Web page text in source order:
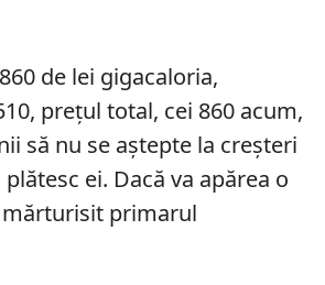
de lei gigacaloria,
preţul total, cei 860 acum,
să nu se aştepte la creşteri
ei. Dacă va apărea o
mărturisit primarul